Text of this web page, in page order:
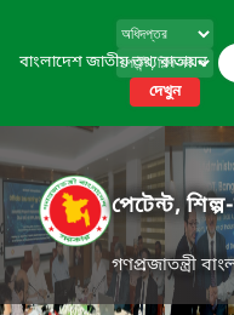
বাংলাদেশ জাতীয় তথ্য বাতায়ন
দেখুন
পেটেন্ট,
গণপ্রজাতন্ত্রী